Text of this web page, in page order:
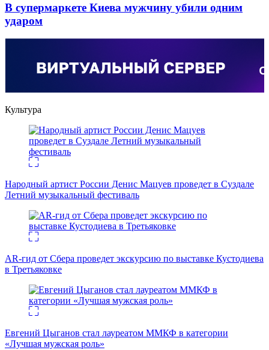
В супермаркете Киева мужчину убили одним
ударом
Культура
Народный артист России Денис Мацуев проведет в Суздале
Летний музыкальный фестиваль
AR-гид от Сбера проведет экскурсию по выставке Кустодиева
в Третьяковке
Евгений Цыганов стал лауреатом ММКФ в категории
«Лучшая мужская роль»